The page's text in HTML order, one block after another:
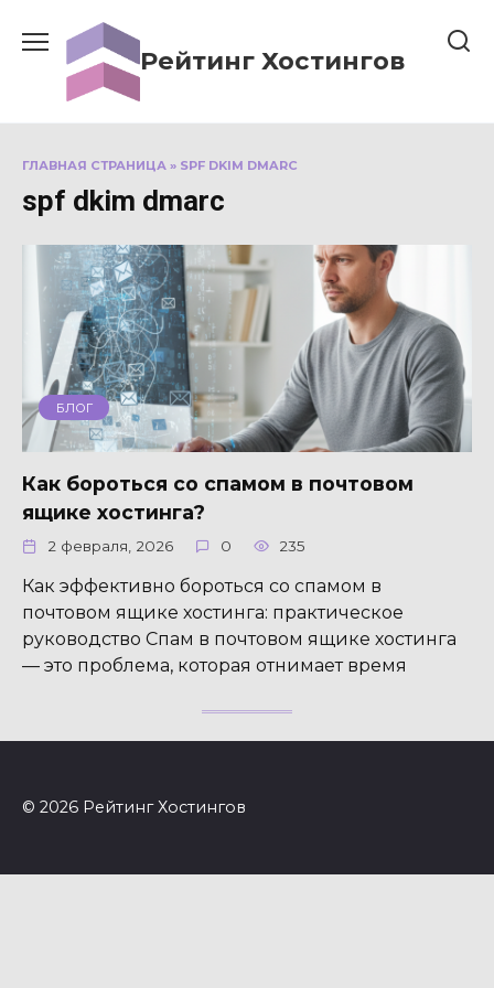
содержанию
Рейтинг Хостингов
ГЛАВНАЯ СТРАНИЦА » SPF DKIM DMARC
spf dkim dmarc
БЛОГ
Как бороться со спамом в почтовом
ящике хостинга?
2 февраля, 2026 0 235
Как эффективно бороться со спамом в
почтовом ящике хостинга: практическое
руководство Спам в почтовом ящике хостинга
— это проблема, которая отнимает время
© 2026 Рейтинг Хостингов